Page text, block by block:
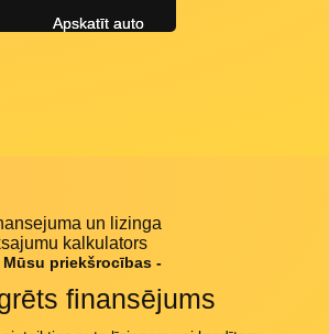
Mūsu priekšrocības -
finansējums